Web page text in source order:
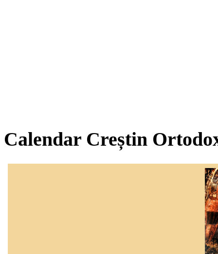
Calendar Creștin